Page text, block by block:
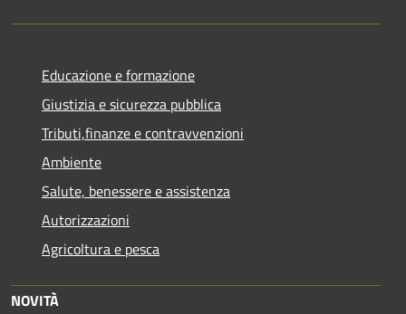
Educazione e formazione
Giustizia e sicurezza pubblica
Tributi,finanze e contravvenzioni
Ambiente
Salute, benessere e assistenza
Autorizzazioni
Agricoltura e pesca
NOVITÀ